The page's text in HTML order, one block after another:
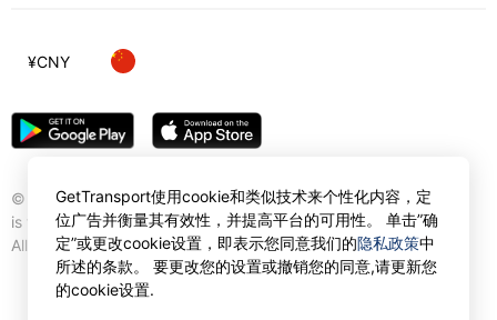
© Gettransport International Limited. GetTransport®
is trademark of Gettransport International Limited.
All rights reserved.
¥CNY
GetTransport使用cookie和类似技术来个性化内容，定
位广告并衡量其有效性，并提高平台的可用性。 单击”确
定”或更改cookie设置，即表示您同意我们的隐私政策中
所述的条款。 要更改您的设置或撤销您的同意,请更新您
的cookie设置.